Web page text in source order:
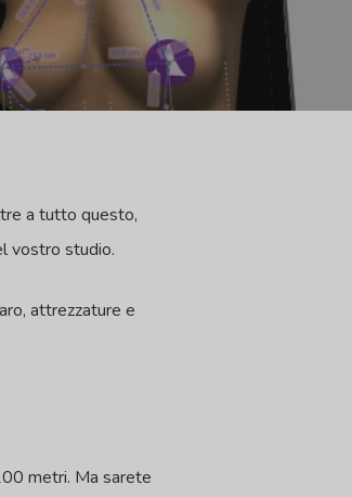
a tutto questo,
vostro studio.
attrezzature e
metri. Ma sarete